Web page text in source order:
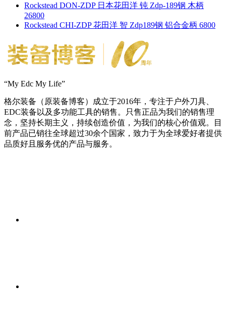
Rockstead DON-ZDP 日本花田洋 钝 Zdp-189钢 木柄
26800
Rockstead CHI-ZDP 花田洋 智 Zdp189钢 铝合金柄 6800
“My Edc My Life”
格尔装备（原装备博客）成立于2016年，专注于户外刀具、
EDC装备以及多功能工具的销售。只售正品为我们的销售理
念，坚持长期主义，持续创造价值，为我们的核心价值观。目
前产品已销往全球超过30余个国家，致力于为全球爱好者提供
品质好且服务优的产品与服务。